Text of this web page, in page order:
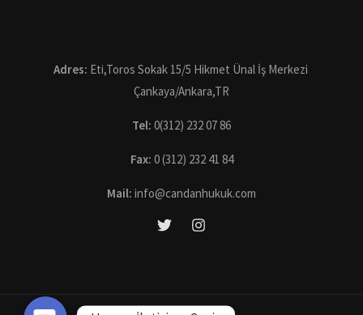
Adres: Eti,Toros Sokak 15/5 Hikmet Ünal İş Merkezi
Çankaya/Ankara,TR
Tel: 0(312) 232 07 86
Fax: 0 (312) 232 41 84
Mail: info@candanhukuk.com